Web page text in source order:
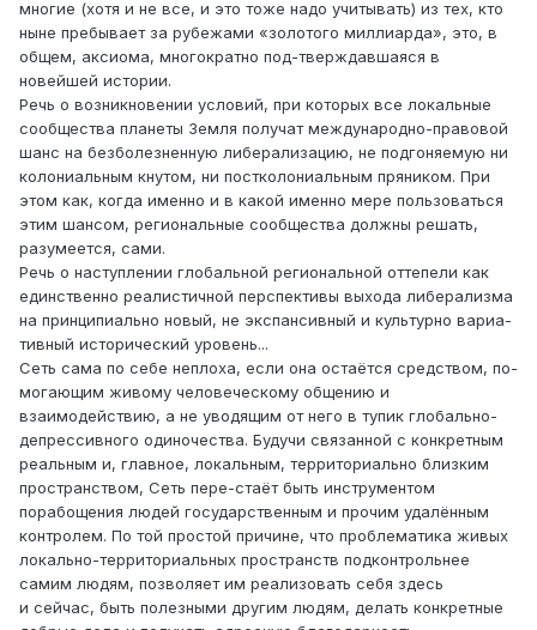
многие (хотя и не все, и это тоже надо учитывать) из тех, кто
ныне пребывает за рубежами «золотого миллиарда», это, в
общем, аксиома, многократно под-тверждавшаяся в
новейшей истории.
Речь о возникновении условий, при которых все локальные
сообщества планеты Земля получат международно-правовой
шанс на безболезненную либерализацию, не подгоняемую ни
колониальным кнутом, ни постколониальным пряником. При
этом как, когда именно и в какой именно мере пользоваться
этим шансом, региональные сообщества должны решать,
разумеется, сами.
Речь о наступлении глобальной региональной оттепели как
единственно реалистичной перспективы выхода либерализма
на принципиально новый, не экспансивный и культурно вариа-
тивный исторический уровень...
Сеть сама по себе неплоха, если она остаётся средством, по-
могающим живому человеческому общению и
взаимодействию, а не уводящим от него в тупик глобально-
депрессивного одиночества. Будучи связанной с конкретным
реальным и, главное, локальным, территориально близким
пространством, Сеть пере-стаёт быть инструментом
порабощения людей государственным и прочим удалённым
контролем. По той простой причине, что проблематика живых
локально-территориальных пространств подконтрольнее
самим людям, позволяет им реализовать себя здесь
и сейчас, быть полезными другим людям, делать конкретные